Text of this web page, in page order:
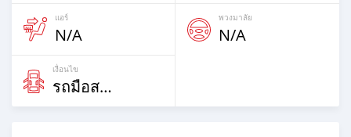
แอร์
N/A
พวงมาลัย
N/A
เงื่อนไข
รถมือสอง